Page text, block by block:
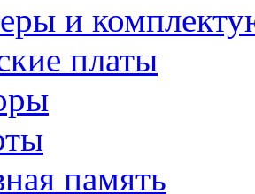
и
платы
память